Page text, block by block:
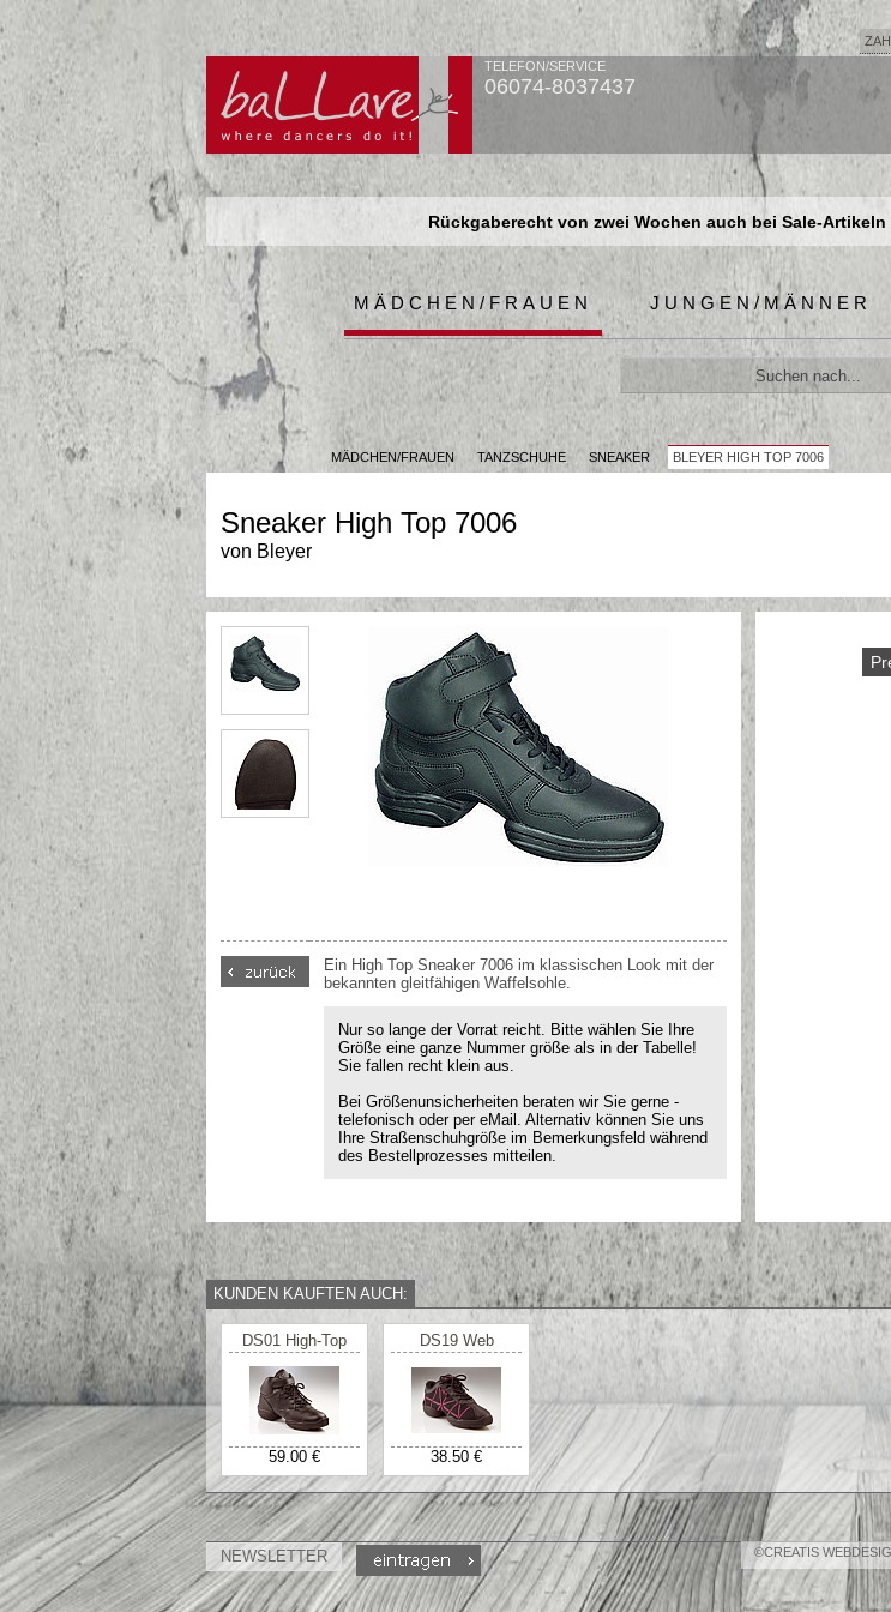
TELEFON/SERVICE
06074-8037437
Rückgaberecht von zwei Wochen auch bei Sale-Artikeln
Rückgaberecht von zwei Wochen auch bei Sale-Artikeln
Rückgaberecht von zwei Wochen auch bei Sale-Artikeln
MÄDCHEN/FRAUEN JUNGEN/MÄNNER
MÄDCHEN/FRAUEN TANZSCHUHE SNEAKER BLEYER HIGH TOP 7006
Sneaker High Top 7006
von Bleyer
Ein High Top Sneaker 7006 im klassischen Look mit der
bekannten gleitfähigen Waffelsohle.
Nur so lange der Vorrat reicht. Bitte wählen Sie Ihre
Größe eine ganze Nummer größe als in der Tabelle!
Sie fallen recht klein aus.
Bei Größenunsicherheiten beraten wir Sie gerne -
telefonisch oder per eMail. Alternativ können Sie uns
Ihre Straßenschuhgröße im Bemerkungsfeld während
des Bestellprozesses mitteilen.
KUNDEN KAUFTEN AUCH:
DS01 High-Top
59.00 €
DS19 Web
38.50 €
NEWSLETTER ©CREATIS